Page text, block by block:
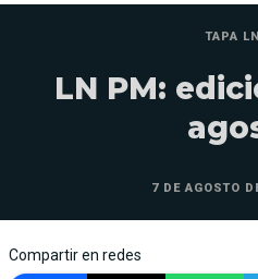
TAPA
LN PM:
7 DE AGOSTO
Compartir en redes